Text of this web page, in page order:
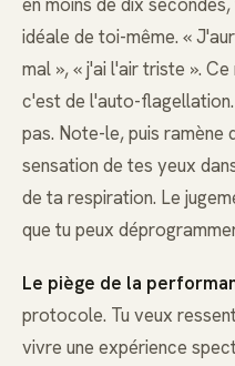
idéale de toi-même. «
mal », « j'ai l'air triste ».
c'est de l'auto-
pas. Note-le, puis
sensation de tes yeux
de ta respiration. Le
que tu peux
Le piège de la
protocole. Tu veux
vivre une expérience